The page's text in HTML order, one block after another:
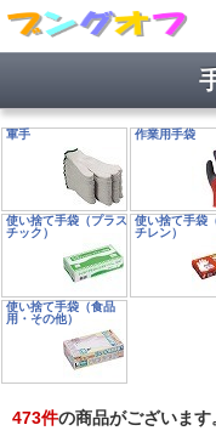
軍手 作業用手袋
使い捨て手袋（プラス
チック）
使い捨て手袋
チレン）
使い捨て手袋（食品
用・その他）
473件の商品がございます
処理時間: 0.022秒